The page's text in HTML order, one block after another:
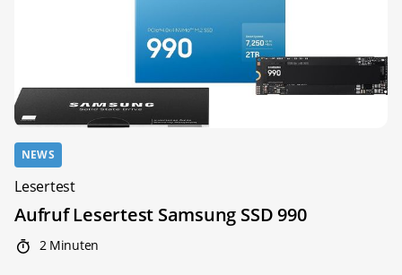
NEWS
Lesertest
Aufruf Lesertest Samsung SSD 990
2 Minuten